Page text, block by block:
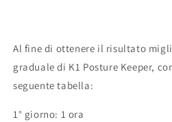
Al fine di ottenere il risultato
graduale di K1 Posture Keeper,
seguente tabella:
1° giorno: 1 ora